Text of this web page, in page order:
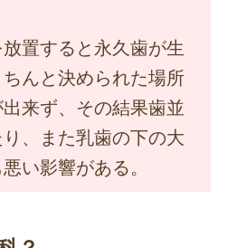
置すると永久歯が生
んと決められた場所
来ず、その結果歯並
、また乳歯の下の大
い影響がある。